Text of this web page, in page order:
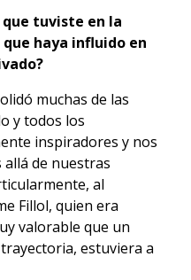
tuviste en la
haya influido en
muchas de las
y todos los
inspiradores y nos
de nuestras
al
Fillol, quien era
valorable que un
estuviera a